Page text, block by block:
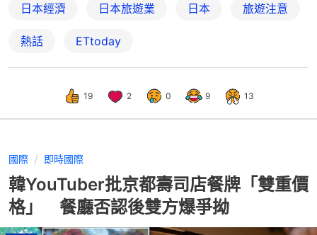
日本經濟 日本旅遊業 日本 旅遊注意
熱話 ETtoday
19 2 0 9 13
國際 即時國際
韓YouTuber批京都壽司店餐牌「雙重價
格」 餐廳否認後雙方爆爭拗